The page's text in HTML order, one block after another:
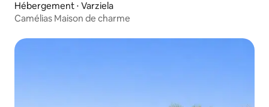
Hébergement ⋅ Varziela
Camélias Maison de charme